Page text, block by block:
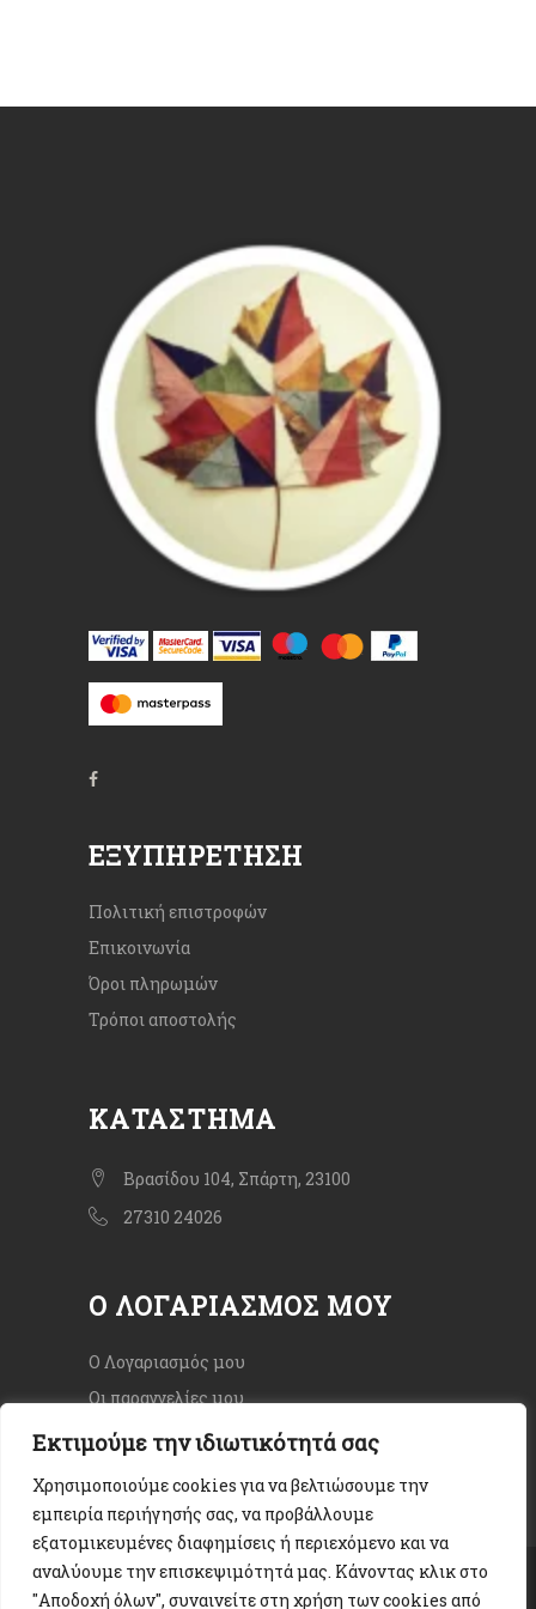
Εκτιμούμε την ιδιωτικότητά σας
Χρησιμοποιούμε cookies για να βελτιώσουμε την
εμπειρία περιήγησής σας, να προβάλλουμε
εξατομικευμένες διαφημίσεις ή περιεχόμενο και να
αναλύουμε την επισκεψιμότητά μας. Κάνοντας κλικ στο
"Αποδοχή όλων", συναινείτε στη χρήση των cookies από
ΕΞΥΠΗΡΈΤΗΣΗ
Πολιτική επιστροφών
Επικοινωνία
Όροι πληρωμών
Τρόποι αποστολής
ΚΑΤΆΣΤΗΜΑ
Βρασίδου 104, Σπάρτη, 23100
27310 24026
Ο ΛΟΓΑΡΙΑΣΜΌΣ ΜΟΥ
Ο Λογαριασμός μου
Οι παραγγελίες μου
Copyright © 2020. All rights Reserved.